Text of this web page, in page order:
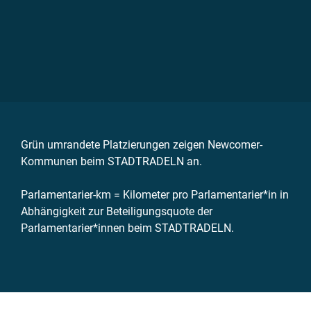
Grün umrandete Platzierungen zeigen Newcomer-
Kommunen beim STADTRADELN an.
Parlamentarier-km = Kilometer pro Parlamentarier*in in
Abhängigkeit zur Beteiligungsquote der
Parlamentarier*innen beim STADTRADELN.